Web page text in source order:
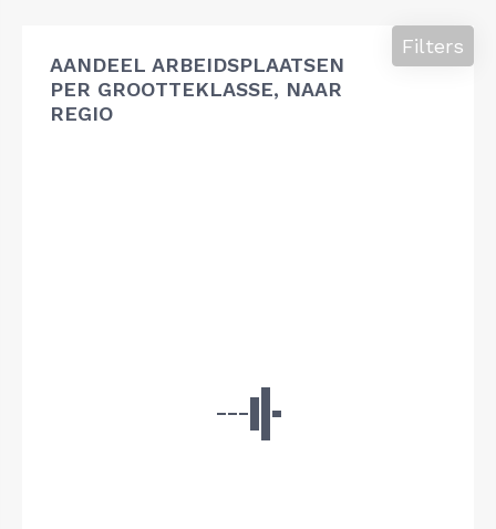
AANDEEL ARBEIDSPLAATSEN
PER GROOTTEKLASSE, NAAR
REGIO
Filters